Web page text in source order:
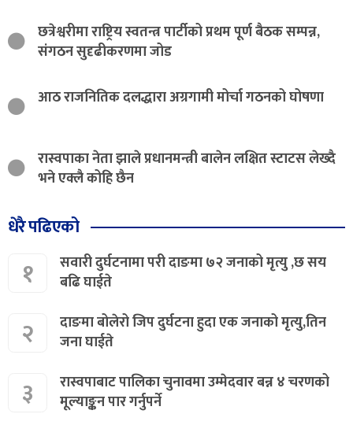
छत्रेश्वरीमा राष्ट्रिय स्वतन्त्र पार्टीको प्रथम पूर्ण बैठक सम्पन्न,
संगठन सुदृढीकरणमा जोड
आठ राजनितिक दलद्धारा अग्रगामी मोर्चा गठनको घोषणा
रास्वपाका नेता झाले प्रधानमन्त्री बालेन लक्षित स्टाटस लेख्दै
भने एक्लै कोहि छैन
धेरै पढिएको
१
सवारी दुर्घटनामा परी दाङमा ७२ जनाको मृत्यु ,छ सय
बढि घाईते
२
दाङमा बोलेरो जिप दुर्घटना हुदा एक जनाको मृत्यु,तिन
जना घाईते
३
रास्वपाबाट पालिका चुनावमा उम्मेदवार बन्न ४ चरणको
मूल्याङ्कन पार गर्नुपर्ने